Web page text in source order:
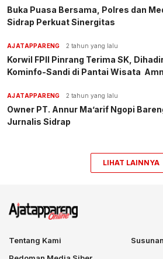
Buka Puasa Bersama, Polres dan
Sidrap Perkuat Sinergitas
AJATAPPARENG 2 tahun yang lalu
Korwil FPII Pinrang Terima SK,
Kominfo-Sandi di Pantai Wisata
AJATAPPARENG 2 tahun yang lalu
Owner PT. Annur Ma’arif Ngopi
Jurnalis Sidrap
LIHAT LAINNYA
Tentang Kami